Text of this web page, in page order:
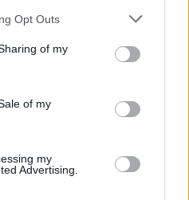
Opt Outs
of my
of my
my
Advertising.
inserito l’intervento del
a Mattarella
rischia la sua
nostra. È un gioco che